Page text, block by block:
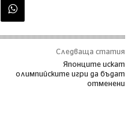
Следваща статия
Японците искат
олимпийските игри да бъдат
отменени